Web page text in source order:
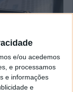
e/ou acedemos
e processamos
e informações
e